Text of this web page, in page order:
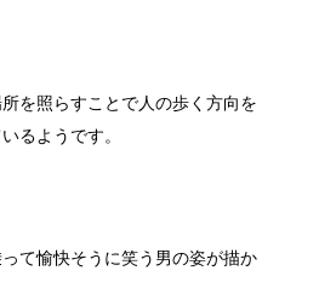
を照らすことで人の歩く方向を
るようです。
て愉快そうに笑う男の姿が描か